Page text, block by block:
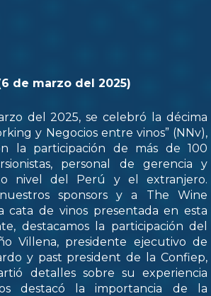
de marzo del 2025)
del 2025, se celebró la décima
y Negocios entre vinos” (NNv),
la participación de más de 100
personal de gerencia y
nivel del Perú y el extranjero.
sponsors y a The Wine
cata de vinos presentada en esta
destacamos la participación del
Villena, presidente ejecutivo de
y past president de la Confiep,
detalles sobre su experiencia
destacó la importancia de la